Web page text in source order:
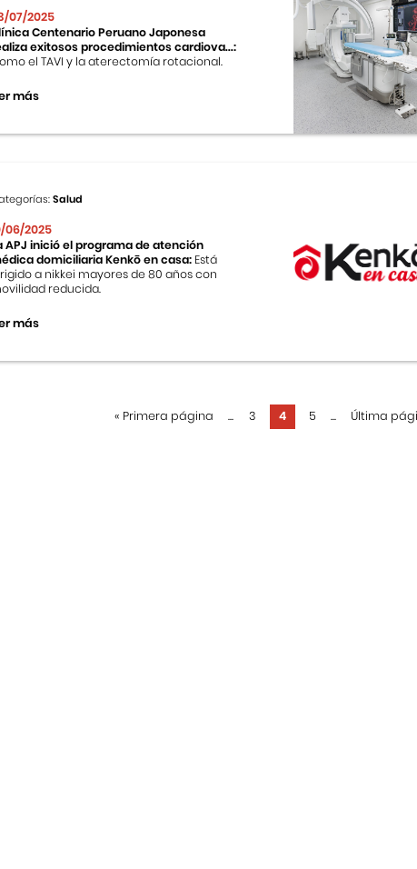
07/2025
Centenario Peruano Japonesa
exitosos procedimientos cardiova...:
el TAVI y la aterectomía rotacional.
más
Salud
06/2025
APJ inició el programa de atención
domiciliaria Kenkō en casa: Está
a nikkei mayores de 80 años con
reducida.
más
« Primera página ... 3 4 5 ... Última